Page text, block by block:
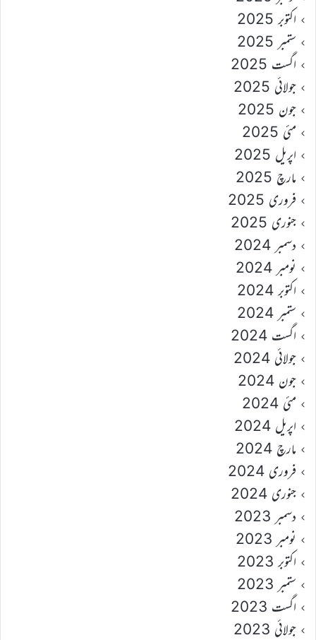
اکتوبر 2025
ستمبر 2025
اگست 2025
جولائی 2025
جون 2025
مئی 2025
اپریل 2025
مارچ 2025
فروری 2025
جنوری 2025
دسمبر 2024
نومبر 2024
اکتوبر 2024
ستمبر 2024
اگست 2024
جولائی 2024
جون 2024
مئی 2024
اپریل 2024
مارچ 2024
فروری 2024
جنوری 2024
دسمبر 2023
نومبر 2023
اکتوبر 2023
ستمبر 2023
اگست 2023
جولائی 2023